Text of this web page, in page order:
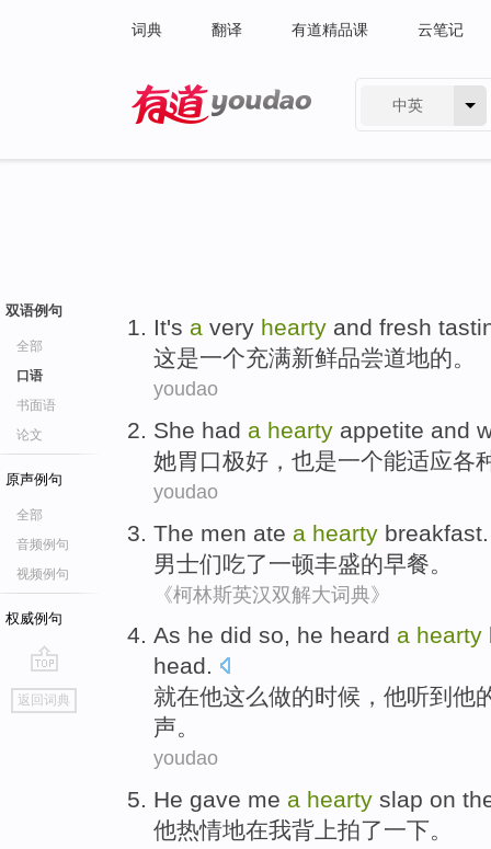
词典 翻译 有道精品课 云笔记
中英
双语例句
全部
口语
书面语
论文
原声例句
全部
音频例句
视频例句
权威例句
go
top
返回词典
It's a very hearty and fresh
这是一个充满新鲜品尝道地的。
youdao
She had a hearty appetite and
她胃口极好 ， 也是一个能适应各
youdao
The men ate a hearty breakfast
男士们吃了一顿丰盛的早餐 。
《柯林斯英汉双解大词典》
As he did so, he heard a hearty
head.
就在他这么做的时候，他听到 他
声。
youdao
He gave me a hearty slap on
他热情地在我背上拍了一下。